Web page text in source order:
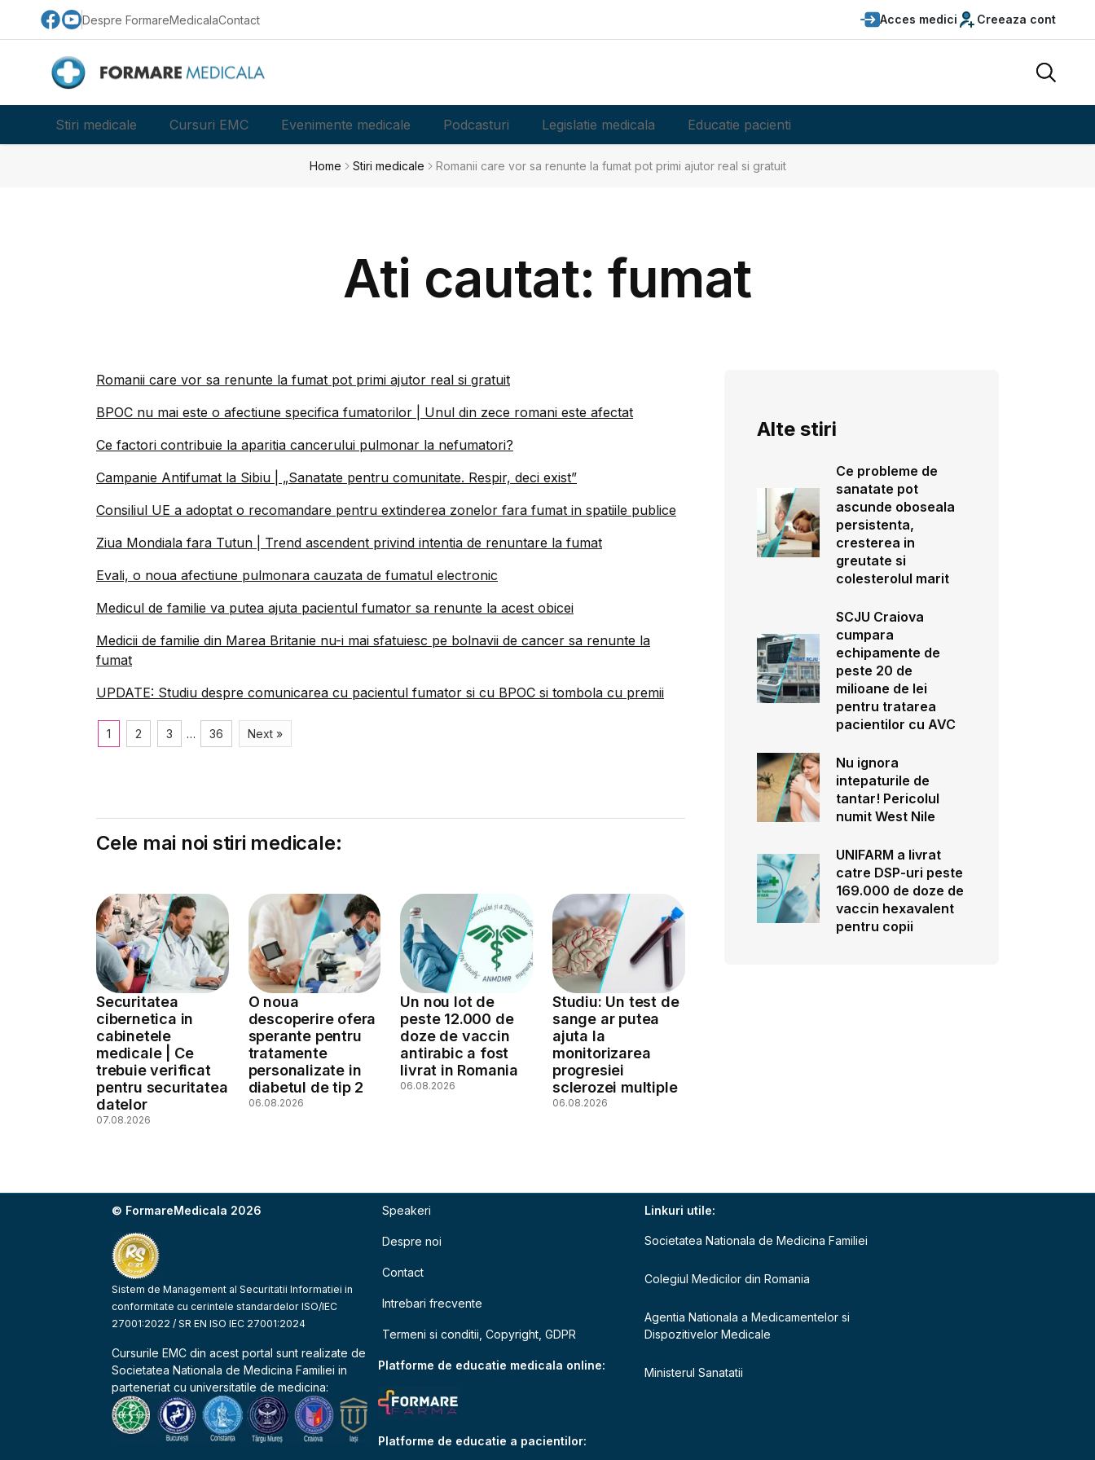
Despre FormareMedicalaContact Acces medici Creeaza cont
Stiri medicale Cursuri EMC Evenimente medicale Podcasturi Legislatie medicala Educatie pacienti
Home Stiri medicale Romanii care vor sa renunte la fumat pot primi ajutor real si gratuit
Ati cautat: fumat
Romanii care vor sa renunte la fumat pot primi ajutor real si gratuit
BPOC nu mai este o afectiune specifica fumatorilor | Unul din zece romani este afectat
Ce factori contribuie la aparitia cancerului pulmonar la nefumatori?
Campanie Antifumat la Sibiu | „Sanatate pentru comunitate. Respir, deci exist”
Consiliul UE a adoptat o recomandare pentru extinderea zonelor fara fumat in spatiile publice
Ziua Mondiala fara Tutun | Trend ascendent privind intentia de renuntare la fumat
Evali, o noua afectiune pulmonara cauzata de fumatul electronic
Medicul de familie va putea ajuta pacientul fumator sa renunte la acest obicei
Medicii de familie din Marea Britanie nu-i mai sfatuiesc pe bolnavii de cancer sa renunte la
fumat
UPDATE: Studiu despre comunicarea cu pacientul fumator si cu BPOC si tombola cu premii
1 2 3 … 36 Next »
Cele mai noi stiri medicale:
Securitatea
cibernetica in
cabinetele
medicale | Ce
trebuie verificat
pentru securitatea
datelor
07.08.2026
O noua
descoperire ofera
sperante pentru
tratamente
personalizate in
diabetul de tip 2
06.08.2026
Un nou lot de
peste 12.000 de
doze de vaccin
antirabic a fost
livrat in Romania
06.08.2026
Studiu: Un test de
sange ar putea
ajuta la
monitorizarea
progresiei
sclerozei multiple
06.08.2026
Alte stiri
Ce probleme de
sanatate pot
ascunde oboseala
persistenta,
cresterea in
greutate si
colesterolul marit
SCJU Craiova
cumpara
echipamente de
peste 20 de
milioane de lei
pentru tratarea
pacientilor cu AVC
Nu ignora
intepaturile de
tantar! Pericolul
numit West Nile
UNIFARM a livrat
catre DSP-uri peste
169.000 de doze de
vaccin hexavalent
pentru copii
© FormareMedicala 2026
Sistem de Management al Securitatii Informatiei in
conformitate cu cerintele standardelor ISO/IEC
27001:2022 / SR EN ISO IEC 27001:2024
Cursurile EMC din acest portal sunt realizate de
Societatea Nationala de Medicina Familiei in
parteneriat cu universitatile de medicina:
Speakeri
Despre noi
Contact
Intrebari frecvente
Termeni si conditii, Copyright, GDPR
Platforme de educatie medicala online:
Platforme de educatie a pacientilor:
Linkuri utile:
Societatea Nationala de Medicina Familiei
Colegiul Medicilor din Romania
Agentia Nationala a Medicamentelor si
Dispozitivelor Medicale
Ministerul Sanatatii